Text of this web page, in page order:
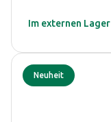
Im externen Lager
Neuheit